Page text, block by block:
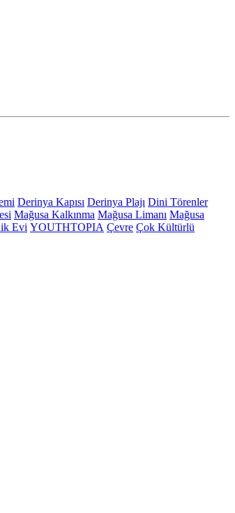
Derinya Kapısı Derinya Plajı Dini Törenler
Mağusa Kalkınma Mağusa Limanı Mağusa
Evi YOUTHTOPIA Çevre Çok Kültürlü